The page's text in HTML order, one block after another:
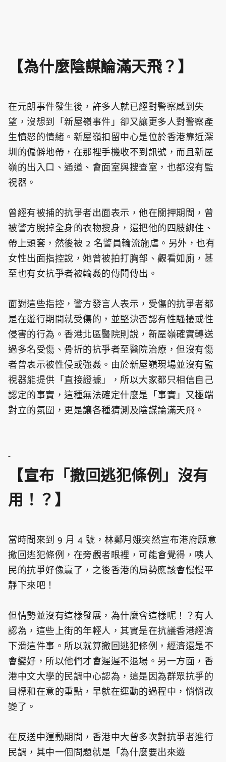
【為什麼陰謀論滿天飛？】
在元朗事件發生後，許多人就已經對警察感到失
望，沒想到「新屋嶺事件」卻又讓更多人對警察產
生憤怒的情緒。新屋嶺扣留中心是位於香港靠近深
圳的偏僻地帶，在那裡手機收不到訊號，而且新屋
嶺的出入口、通道、會面室與搜查室，也都沒有監
視器。
曾經有被捕的抗爭者出面表示，他在關押期間，曾
被警方脫掉全身的衣物搜身，還把他的四肢綁住、
帶上頭套，然後被 2 名警員輪流施虐。另外，也有
女性出面指控說，她曾被拍打胸部、觀看如廁，甚
至也有女抗爭者被輪姦的傳聞傳出。
面對這些指控，警方發言人表示，受傷的抗爭者都
是在遊行期間就受傷的，並堅決否認有性騷擾或性
侵害的行為。香港北區醫院則說，新屋嶺確實轉送
過多名受傷、骨折的抗爭者至醫院治療，但沒有傷
者曾表示被性侵或強姦。由於新屋嶺現場並沒有監
視器能提供「直接證據」，所以大家都只相信自己
認定的事實，這種無法確定什麼是「事實」又極端
對立的氛圍，更是讓各種猜測及陰謀論滿天飛。
-
【宣布「撤回逃犯條例」沒有
用！？】
當時間來到 9 月 4 號，林鄭月娥突然宣布港府願意
撤回逃犯條例，在旁觀者眼裡，可能會覺得，咦人
民的抗爭好像贏了，之後香港的局勢應該會慢慢平
靜下來吧！
但情勢並沒有這樣發展，為什麼會這樣呢！？有人
認為，這些上街的年輕人，其實是在抗議香港經濟
下滑這件事。所以就算撤回逃犯條例，經濟還是不
會變好，所以他們才會遲遲不退場。另一方面，香
港中文大學的民調中心認為，這是因為群眾抗爭的
目標和在意的重點，早就在運動的過程中，悄悄改
變了。
在反送中運動期間，香港中大曾多次對抗爭者進行
民調，其中一個問題就是「為什麼要出來遊